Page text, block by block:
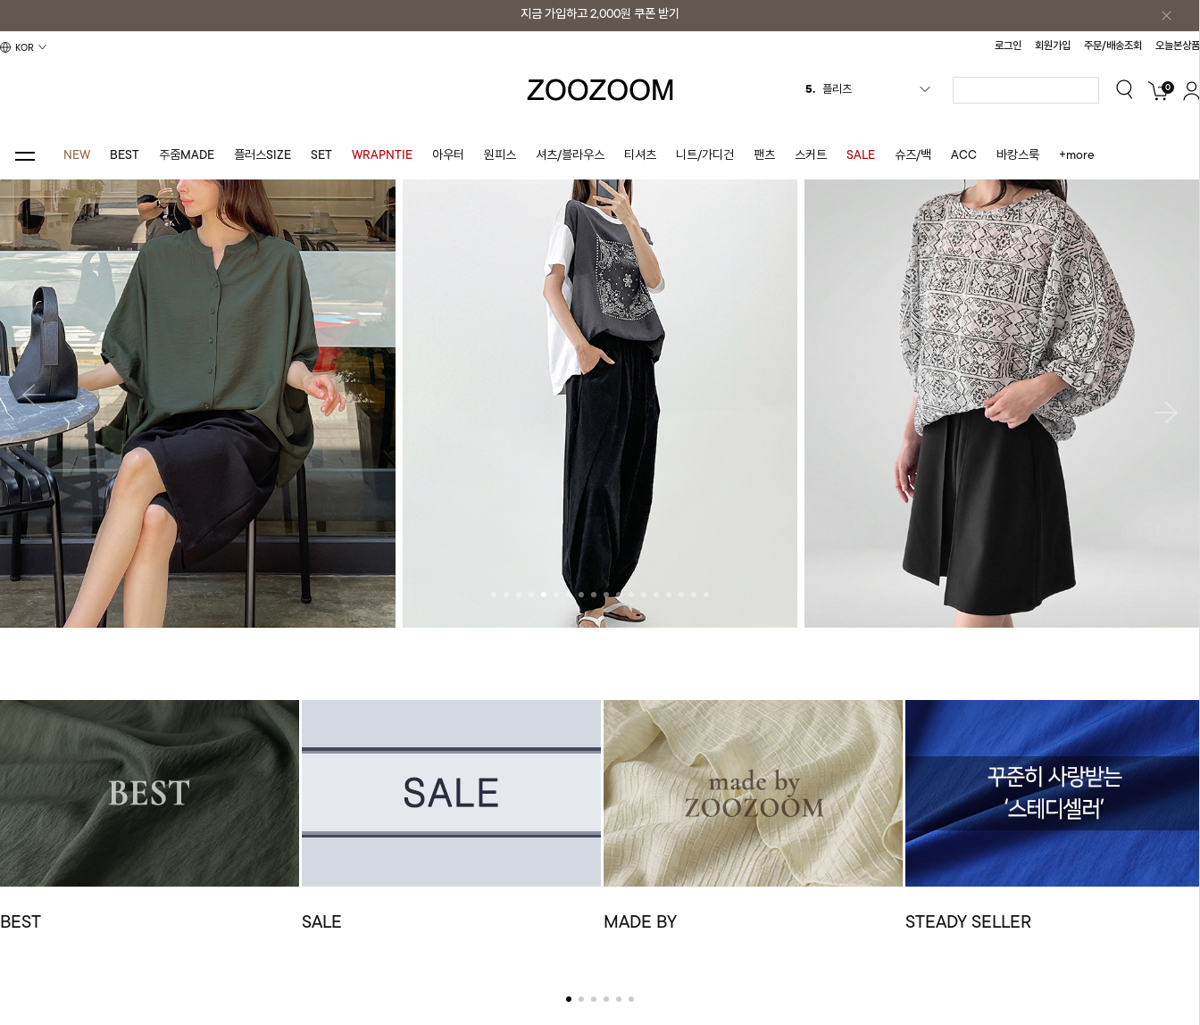
지금 가입하고 2,000원 쿠폰 받기
KOR 로그인 회원가입 주문/배송조회 오늘본상품
6. 나시원피스
8.
0
NEW BEST 주줌MADE 플러스SIZE SET WRAPNTIE 아우터 원피스 셔츠/블라우스 티셔츠 니트/가디건 팬츠 스커트 SALE 슈즈/백 ACC 바캉스룩 +more
BEST SALE MADE BY STEADY SELLER